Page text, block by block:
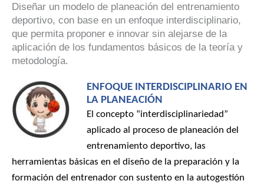
Diseñar un modelo de planeación del entrenamiento
deportivo, con base en un enfoque interdisciplinario,
que permita proponer e innovar sin alejarse de la
aplicación de los fundamentos básicos de la teoría y
metodología.
ENFOQUE INTERDISCIPLINARIO EN
LA PLANEACIÓN
El concepto “interdisciplinariedad”
aplicado al proceso de planeación del
entrenamiento deportivo, las
herramientas básicas en el diseño de la preparación y la
formación del entrenador con sustento en la autogestión